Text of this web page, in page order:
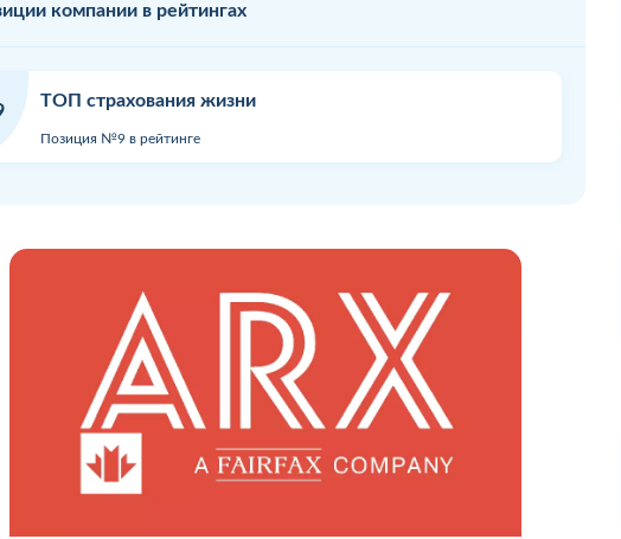
в цій компанії
потім будинок. Коли
страховий випадок,
звернення
відкрили справу
надав документи,
підтвердження
взяли в роботу. 2
жодного повідомлення
Оформлював сьогодні
м.Косів, ІФ обл. Хочу подякувати
дівчині-спеціалісту за швидкість
та зручність...
Подробнее
компании в рейтингах
ТОП страхования жизни
Позиция №9 в рейтинге